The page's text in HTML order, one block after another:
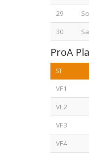
29 So
30 Sa
ProA
ST
VF1
VF2
VF3
VF4